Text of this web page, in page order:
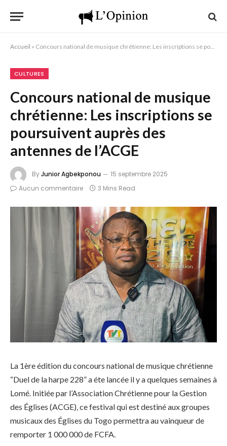
Accueil » Concours national de musique chrétienne: Les inscriptions se poursuivent auprès des antennes de l’ACGE
CULTURES
Concours national de musique
chrétienne: Les inscriptions se
poursuivent auprès des
antennes de l’ACGE
ByJunior Agbekponou
15 septembre 2025
Aucun commentaire
3 Mins Read
La 1ère édition du concours national de musique chrétienne
“Duel de la harpe 228” a éte lancée il y a quelques semaines à
Lomé. Initiée par l’Association Chrétienne pour la Gestion
des Églises (ACGE), ce festival qui est destiné aux groupes
musicaux des Églises du Togo permettra au vainqueur de
remporter 1 000 000 de FCFA.